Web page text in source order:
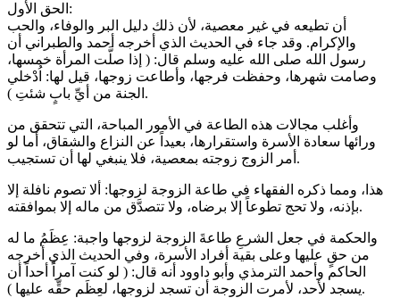
الحق الأول:
أن تطيعه في غير معصية، لأن ذلك دليل البر والوفاء، والحب
والإكرام. وقد جاء في الحديث الذي أخرجه أحمد والطبراني أن
رسول الله صلى الله عليه وسلم قال: ( إذا صلَّت المرأة خمسها،
وصامت شهرها، وحفظت فرجها، وأطاعت زوجها، قيل لها: اُدْخلي
الجنة من أيِّ بابٍ شئتِ ).
وأغلب مجالات هذه الطاعة في الأمور المباحة، التي تتحقق من
ورائها سعادة الأسرة واستقرارها، بعيداً عن النزاع والشقاق، أما لو
أمر الزوج زوجته بمعصية، فلا ينبغي لها أن تستجيب.
هذا، ومما ذكره الفقهاء في طاعة الزوجة لزوجها: ألا تصوم نافلة إلا
بإذنه، ولا تحج تطوعاً إلا برضاه، ولا تتصدَّق من ماله إلا بموافقته.
والحكمة في جعل الشرعِ طاعةَ الزوجة لزوجها واجبة: عِظَمُ ما له
من حقٍ عليها وعلى بقية أفراد الأسرة، وفي الحديث الذي أخرجه
الحاكم وأحمد الترمذي وأبو داوود أنه قال: ( لو كنت آمراً أحداً أن
يسجد لأحد، لأمرت الزوجة أن تسجد لزوجها، لعِظَم حقِّه عليها ).